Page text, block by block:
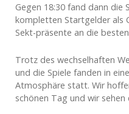
Gegen 18:30 fand dann
kompletten Startgelder als
Sekt-präsente an die
Trotz des wechselhaften
und die Spiele fanden in
Atmosphäre statt. Wir
schönen Tag und wir sehen